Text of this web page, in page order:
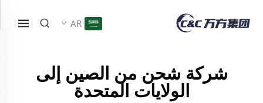
AR
شركة شحن من الصين إلى
الولايات المتحدة